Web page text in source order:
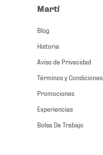
Martí
Blog
Historia
Aviso de Privacidad
Términos y Condiciones
Promociones
Experiencias
Bolsa De Trabajo